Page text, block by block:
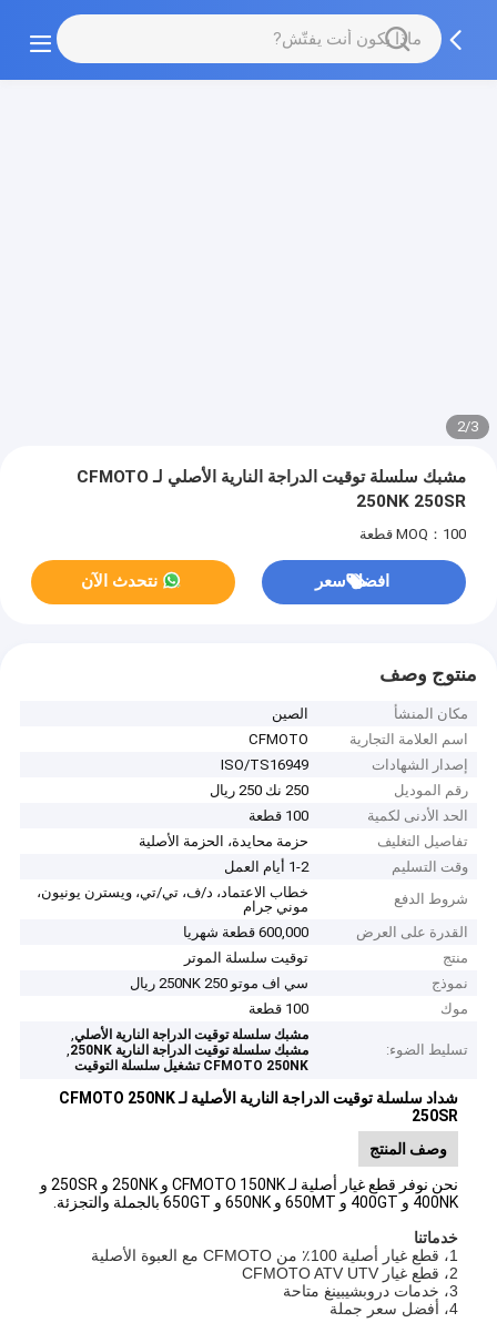
2/3
مشبك سلسلة توقيت الدراجة النارية الأصلي لـ CFMOTO
250NK 250SR
MOQ：100 قطعة
افضل سعر نتحدث الآن
منتوج وصف
مكان المنشأ
الصين
اسم العلامة التجارية
CFMOTO
إصدار الشهادات
ISO/TS16949
رقم الموديل
250 نك 250 ريال
الحد الأدنى لكمية
100 قطعة
تفاصيل التغليف
حزمة محايدة، الحزمة الأصلية
وقت التسليم
1-2 أيام العمل
شروط الدفع
خطاب الاعتماد، د/ف، تي/تي، ويسترن يونيون،
موني جرام
القدرة على العرض
600,000 قطعة شهريا
منتج
توقيت سلسلة الموتر
نموذج
سي اف موتو 250NK 250 ريال
موك
100 قطعة
تسليط الضوء:
مشبك سلسلة توقيت الدراجة النارية الأصلي,
مشبك سلسلة توقيت الدراجة النارية 250NK ,
CFMOTO 250NK تشغيل سلسلة التوقيت
شداد سلسلة توقيت الدراجة النارية الأصلية لـ CFMOTO 250NK
250SR
وصف المنتج
نحن نوفر قطع غيار أصلية لـ CFMOTO 150NK و 250NK و 250SR و
400NK و 400GT و 650MT و 650NK و 650GT بالجملة والتجزئة.
خدماتنا
1، قطع غيار أصلية 100٪ من CFMOTO مع العبوة الأصلية
2، قطع غيار CFMOTO ATV UTV
3، خدمات دروبشيبينغ متاحة
4، أفضل سعر جملة